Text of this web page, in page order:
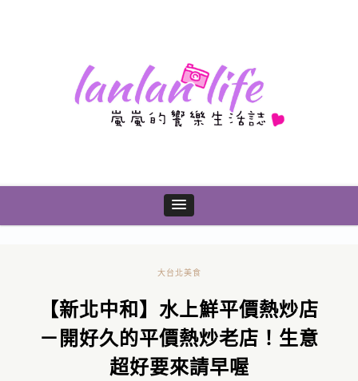
大台北美食
【新北中和】水上鮮平價熱炒店
－開好久的平價熱炒老店！生意
超好要來請早喔